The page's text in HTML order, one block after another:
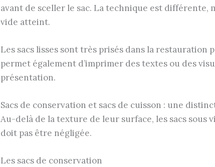
avant de sceller le sac. La technique est différente,
vide atteint.
Les sacs lisses sont très prisés dans la
permet également d’imprimer des textes ou des
présentation.
Sacs de conservation et sacs de cuisson : une
Au-delà de la texture de leur surface, les sacs
doit pas être négligée.
Les sacs de conservation